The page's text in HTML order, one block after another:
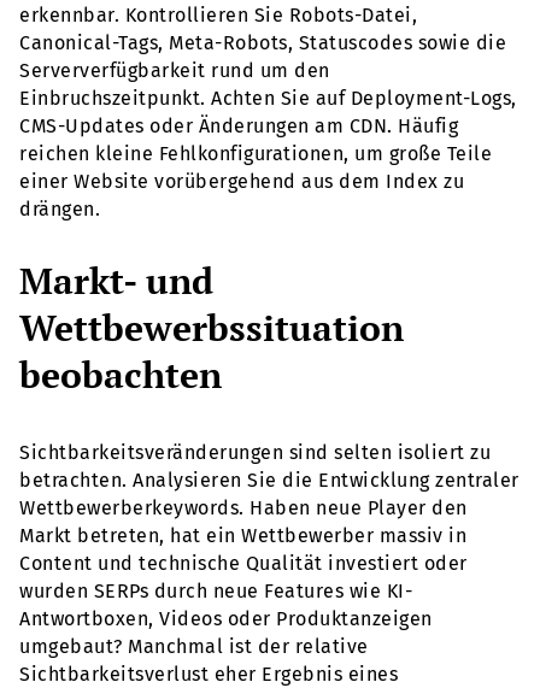
erkennbar. Kontrollieren Sie Robots-Datei,
Canonical-Tags, Meta-Robots, Statuscodes sowie die
Serververfügbarkeit rund um den
Einbruchszeitpunkt. Achten Sie auf Deployment-Logs,
CMS-Updates oder Änderungen am CDN. Häufig
reichen kleine Fehlkonfigurationen, um große Teile
einer Website vorübergehend aus dem Index zu
drängen.
Markt- und
Wettbewerbssituation
beobachten
Sichtbarkeitsveränderungen sind selten isoliert zu
betrachten. Analysieren Sie die Entwicklung zentraler
Wettbewerberkeywords. Haben neue Player den
Markt betreten, hat ein Wettbewerber massiv in
Content und technische Qualität investiert oder
wurden SERPs durch neue Features wie KI-
Antwortboxen, Videos oder Produktanzeigen
umgebaut? Manchmal ist der relative
Sichtbarkeitsverlust eher Ergebnis eines